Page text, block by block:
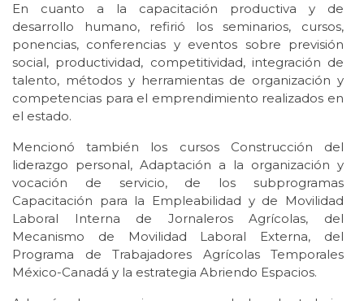
En cuanto a la capacitación productiva y de
desarrollo humano, refirió los seminarios, cursos,
ponencias, conferencias y eventos sobre previsión
social, productividad, competitividad, integración de
talento, métodos y herramientas de organización y
competencias para el emprendimiento realizados en
el estado.
Mencionó también los cursos Construcción del
liderazgo personal, Adaptación a la organización y
vocación de servicio, de los subprogramas
Capacitación para la Empleabilidad y de Movilidad
Laboral Interna de Jornaleros Agrícolas, del
Mecanismo de Movilidad Laboral Externa, del
Programa de Trabajadores Agrícolas Temporales
México-Canadá y la estrategia Abriendo Espacios.